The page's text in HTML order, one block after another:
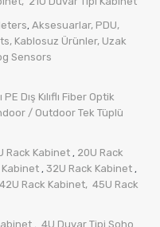
, Aksesuarlar, PDU,
, Kablosuz Ürünler, Uzak
Sensors
Dış Kılıflı Fiber Optik
/ Outdoor Tek Tüplü
Rack Kabinet , 20U Rack
Kabinet , 32U Rack Kabinet ,
42U Rack Kabinet, 45U Rack
, 4U Duvar Tipi Soho